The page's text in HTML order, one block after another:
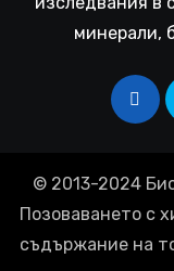
минерали,
© 2013-2024
Позоваването с
съдържание на